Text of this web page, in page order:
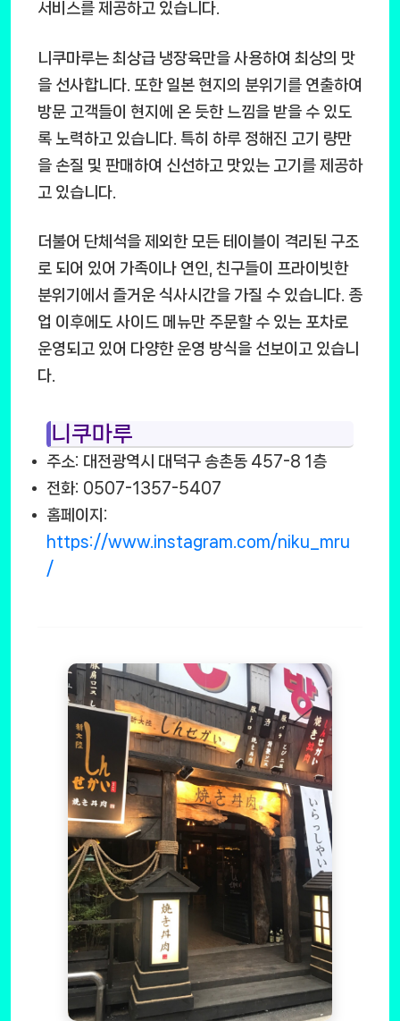
서비스를 제공하고 있습니다.
니쿠마루는 최상급 냉장육만을 사용하여 최상의 맛
을 선사합니다. 또한 일본 현지의 분위기를 연출하여
방문 고객들이 현지에 온 듯한 느낌을 받을 수 있도
록 노력하고 있습니다. 특히 하루 정해진 고기 량만
을 손질 및 판매하여 신선하고 맛있는 고기를 제공하
고 있습니다.
더불어 단체석을 제외한 모든 테이블이 격리된 구조
로 되어 있어 가족이나 연인, 친구들이 프라이빗한
분위기에서 즐거운 식사시간을 가질 수 있습니다. 종
업 이후에도 사이드 메뉴만 주문할 수 있는 포차로
운영되고 있어 다양한 운영 방식을 선보이고 있습니
다.
니쿠마루
주소: 대전광역시 대덕구 송촌동 457-8 1층
전화: 0507-1357-5407
홈페이지:
https://www.instagram.com/niku_mru
/